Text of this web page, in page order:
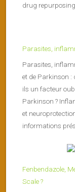
drug
Parasites,
Parasites,
et de Parkinson :
ils un facteur
Parkinson ?
et
informations
Fenbendazole,
Scale ?